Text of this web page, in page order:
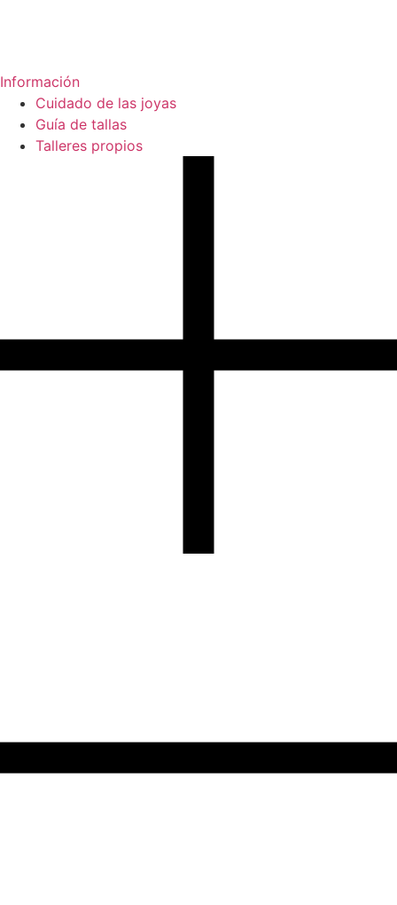
Información
Cuidado de las joyas
Guía de tallas
Talleres propios